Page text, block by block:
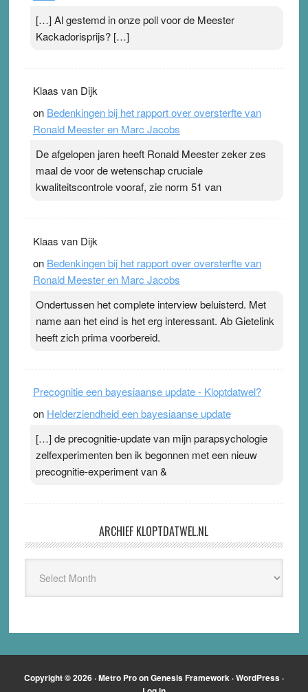
[…] Al gestemd in onze poll voor de Meester
Kackadorisprijs? […]
Klaas van Dijk
on Bedenkingen bij het rapport over oversterfte van
Ronald Meester en Marc Jacobs
De afgelopen jaren heeft Ronald Meester zeker zes
maal de voor de wetenschap cruciale
kwaliteitscontrole vooraf, zie norm 51 van
Klaas van Dijk
on Bedenkingen bij het rapport over oversterfte van
Ronald Meester en Marc Jacobs
Ondertussen het complete interview beluisterd. Met
name aan het eind is het erg interessant. Ab Gietelink
heeft zich prima voorbereid.
Precognitie een bayesiaanse update - Kloptdatwel?
on Helderziendheid een bayesiaanse update
[…] de precognitie-update van mijn parapsychologie
zelfexperimenten ben ik begonnen met een nieuw
precognitie-experiment van &
ARCHIEF KLOPTDATWEL.NL
Kloptdatwel.nl
Copyright © 2026 ·Metro ProonGenesis Framework ·WordPress ·